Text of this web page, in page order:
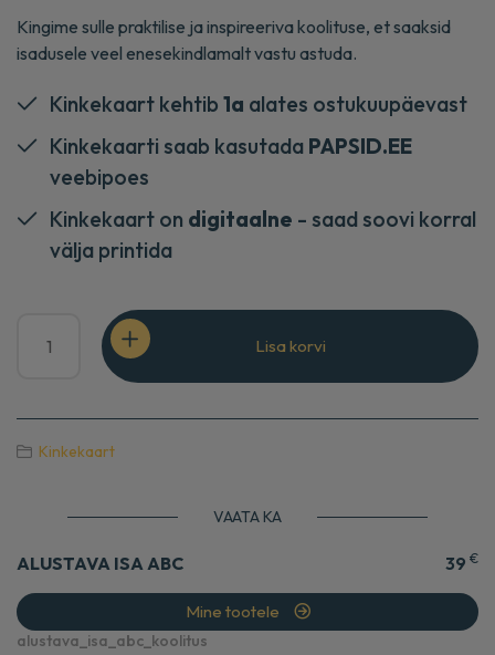
Kingime sulle praktilise ja inspireeriva koolituse, et saaksid
isadusele veel enesekindlamalt vastu astuda.
Kinkekaart kehtib 1a alates ostukuupäevast
Kinkekaarti saab kasutada PAPSID.EE
veebipoes
Kinkekaart on digitaalne - saad soovi korral
välja printida
Lisa korvi
Kinkekaart
VAATA KA
ALUSTAVA ISA ABC 39 €
Mine tootele
alustava_isa_abc_koolitus